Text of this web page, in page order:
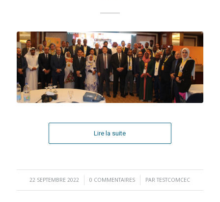
Lire la suite
22 SEPTEMBRE 2022
/ 0 COMMENTAIRES
/ PARTESTCOMCEC